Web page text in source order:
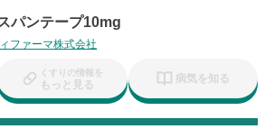
パンテープ10mg
ファーマ株式会社
くすりの情報を
もっと見る 病気を知る